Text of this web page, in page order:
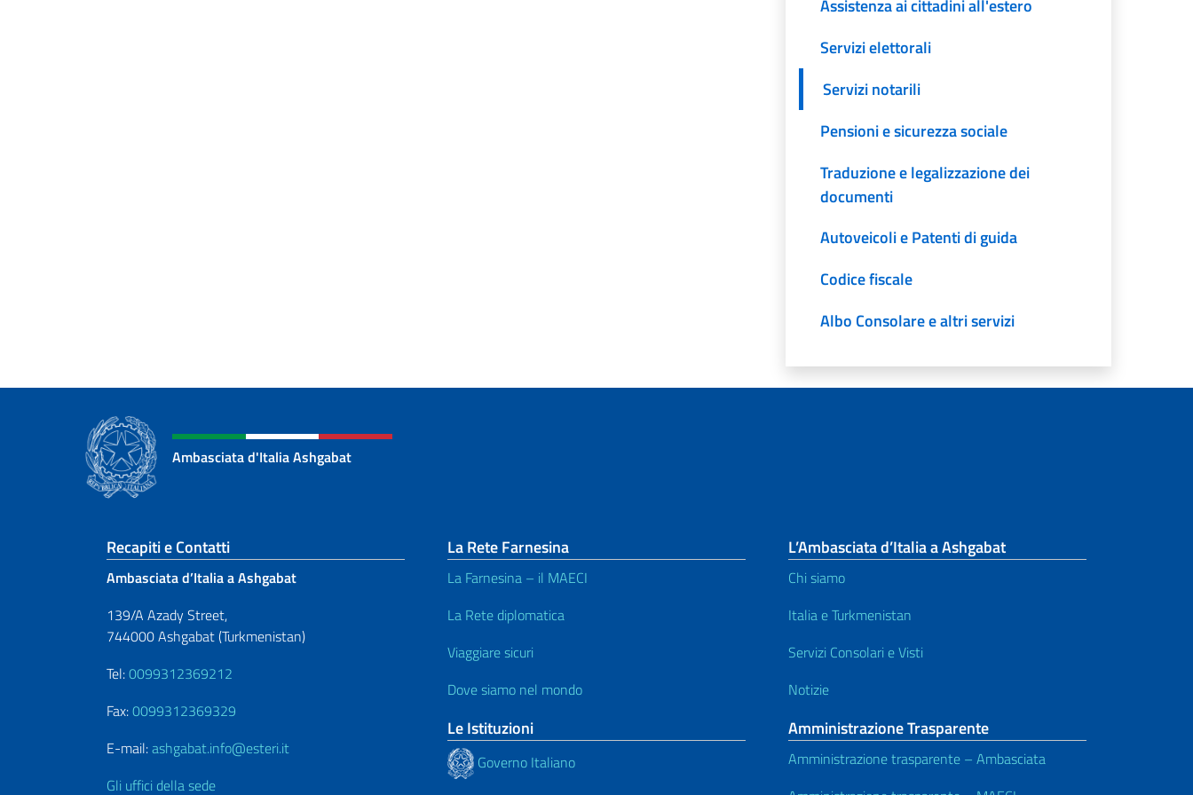
Assistenza ai cittadini all'estero
Servizi elettorali
Servizi notarili
Pensioni e sicurezza sociale
Traduzione e legalizzazione dei
documenti
Autoveicoli e Patenti di guida
Codice fiscale
Albo Consolare e altri servizi
Ambasciata d'Italia Ashgabat
Sezione footer
Recapiti e Contatti
Ambasciata d’Italia a Ashgabat
139/A Azady Street,
744000 Ashgabat (Turkmenistan)
Tel:0099312369212
Fax:0099312369329
E-mail:ashgabat.info@esteri.it
Gli uffici della sede
La Rete Farnesina
La Farnesina – il MAECI
La Rete diplomatica
Viaggiare sicuri
Dove siamo nel mondo
Le Istituzioni
Governo Italiano
L’Ambasciata d’Italia a Ashgabat
Chi siamo
Italia e Turkmenistan
Servizi Consolari e Visti
Notizie
Amministrazione Trasparente
Amministrazione trasparente – Ambasciata